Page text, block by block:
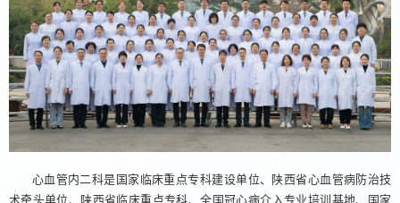
心血管内二科是国家临床重点专科建设单位、陕西省心血管病防治技
术牵头单位、陕西省临床重点专科、全国冠心病介入专业培训基地、国家